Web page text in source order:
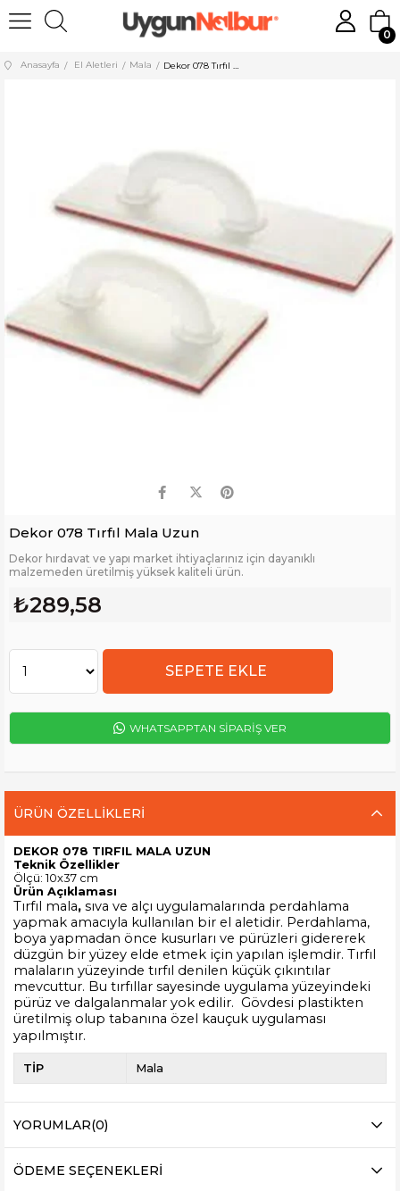
0
Anasayfa El Aletleri Mala
Dekor 078 Tırfıl Mala Uzun
Dekor hırdavat ve yapı market ihtiyaçlarınız için dayanıklı
malzemeden üretilmiş yüksek kaliteli ürün.
₺289,58
WHATSAPPTAN SİPARİŞ VER
ÜRÜN ÖZELLIKLERI
DEKOR 078 TIRFIL MALA UZUN
Teknik Özellikler
Ölçü: 10x37 cm
Ürün Açıklaması
Tırfıl mala, sıva ve alçı uygulamalarında perdahlama
yapmak amacıyla kullanılan bir el aletidir. Perdahlama,
boya yapmadan önce kusurları ve pürüzleri gidererek
düzgün bir yüzey elde etmek için yapılan işlemdir. Tırfıl
malaların yüzeyinde tırfıl denilen küçük çıkıntılar
mevcuttur. Bu tırfıllar sayesinde uygulama yüzeyindeki
pürüz ve dalgalanmalar yok edilir. Gövdesi plastikten
üretilmiş olup tabanına özel kauçuk uygulaması
yapılmıştır.
TİP Mala
YORUMLAR(0)
ÖDEME SEÇENEKLERI